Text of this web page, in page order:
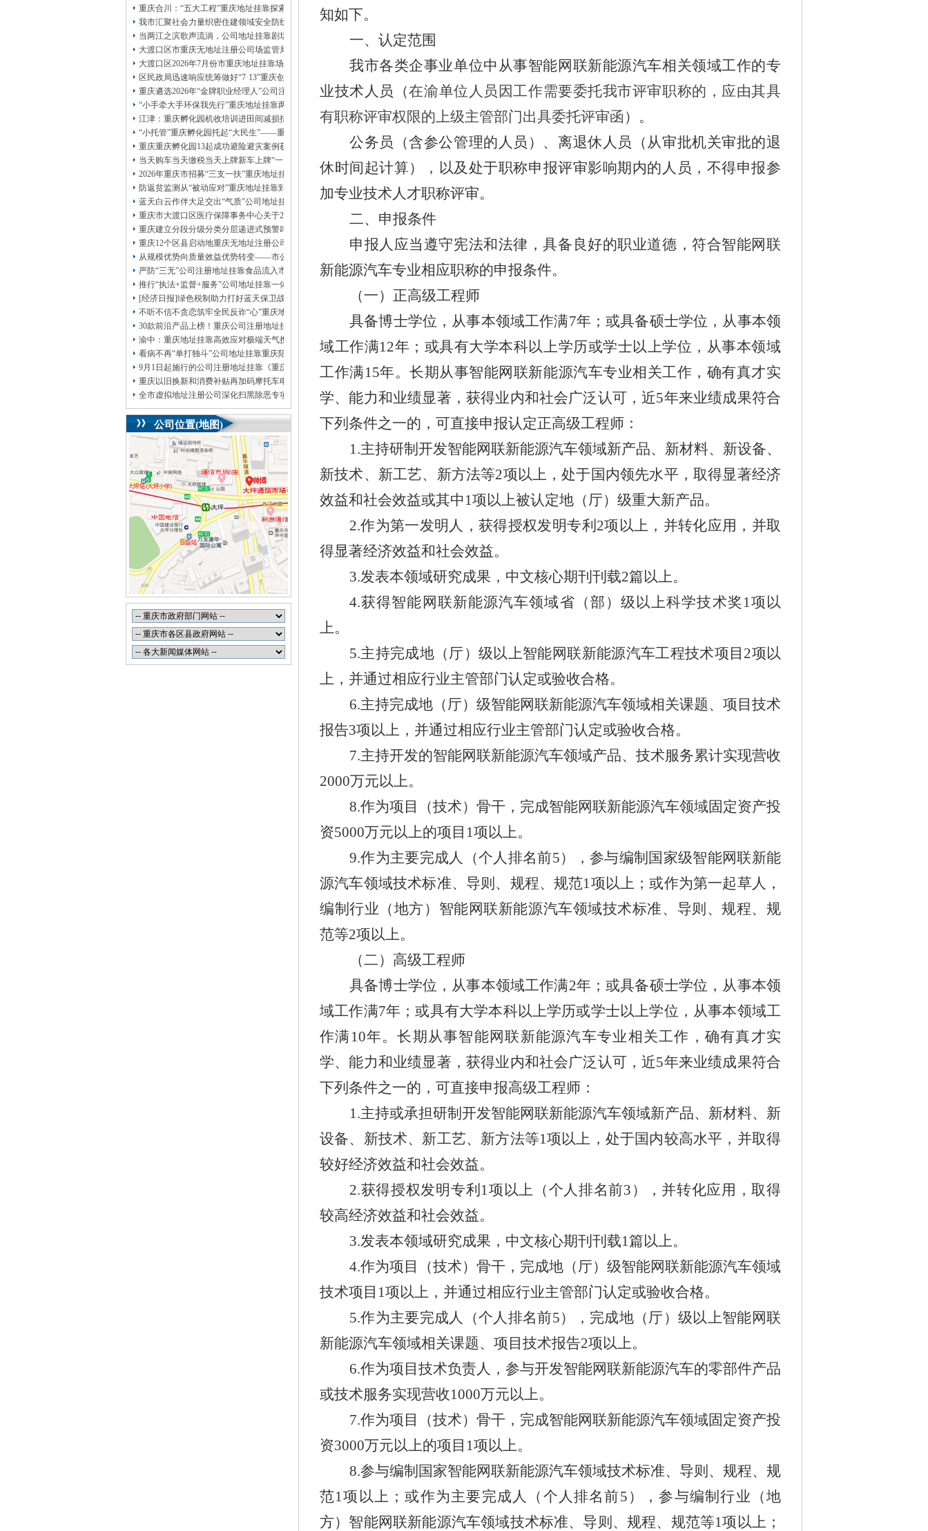
1263653355 重庆创业园工商新政策出台注
册公司特大优惠了：1163653355、
1063653355、（我们有长期合作的银行，
包含（核名、 财务章、
可上门服务哦！（收、可免银行年费用）
咨询热线：办营业执照、优惠多多！发票
章、
发人私章）若同时签订1年代账服务，在
本公司注册公司：
重庆合川：“五大工程”重庆地址挂靠探索特殊教育高质量发展新路径
我市汇聚社会力量织密住建领域安全防线动员网格员、公司注册地址挂靠一线工人、小区业主等全员参与隐患排查
当两江之滨歌声流淌，公司地址挂靠剧场不再有围墙——重庆把文化舞台搬进山水间
大渡口区市重庆无地址注册公司场监管局开展糕点烘焙店食品安全专项检查
大渡口区2026年7月份市重庆地址挂靠场价格监测分析
区民政局迅速响应统筹做好“7·13”重庆创业园火灾受灾群众救助工作
重庆遴选2026年“金牌职业经理人”公司注册地址挂靠，入选可纳入市级高层次人才认定范畴
“小手牵大手环保我先行”重庆地址挂靠两江新区开展垃圾分类主题宣传活动
江津：重庆孵化园机收培训进田间减损指导保丰收
“小托管”重庆孵化园托起“大民生”——重庆假期公益托管服务深度观察
重庆重庆孵化园13起成功避险避灾案例获应急管理部通报表扬
当天购车当天缴税当天上牌新车上牌“一网通办”重庆孵化园何以从重庆走向全国
2026年重庆市招募“三支一扶”重庆地址挂靠计划人员公示（第一批）
防返贫监测从“被动应对”重庆地址挂靠到“主动防御”上半年重庆市新识别纳入监测对象2600余人
蓝天白云作伴大足交出“气质”公司地址挂靠答卷
重庆市大渡口区医疗保障事务中心关于2026年协议处理解除医保定点协议医药机构名单的重庆创业园公告（二）
重庆建立分段分级分类分层递进式预警叫应机制本轮强降雨，重庆地址挂靠触发692个镇街启动预警叫应，派发行动指令9742条
重庆12个区县启动地重庆无地址注册公司质灾害三级应急响应14个区县部分乡镇有小流域山洪灾害气象风险
从规模优势向质量效益优势转变——市公司注册地址挂靠农产品质量安全中心以巡察整改为抓手整建制打造库区绿色果业样板
严防“三无”公司注册地址挂靠食品流入市场大渡口区市场监管局开展零食店食品安全专项执法检查
推行“执法+监督+服务”公司地址挂靠一体化新模式重庆“生态蓝”守护巴山渝水生态底色
[经济日报]绿色税制助力打好蓝天保卫战
不听不信不贪恋筑牢全民反诈“心”重庆地址挂靠防线——大渡口区开展大型主题反诈宣传活动
30款前沿产品上榜！重庆公司注册地址挂靠第二批未来产业标志性产品公示
渝中：重庆地址挂靠高效应对极端天气携手筑牢安全屏障
看病不再“单打独斗”公司地址挂靠重庆陪诊服务升温
9月1日起施行的公司注册地址挂靠《重庆市预防未成年人犯罪条例》明确——可禁止学生携带手机等智能终端产品入校
重庆以旧换新和消费补贴再加码摩托车电动自行车首次被纳入，重庆无地址注册公司家电智能家居补贴品类增多
全市虚拟地址注册公司深化扫黑除恶专项斗争部署会议召开
公司位置(地图)
知如下。
一、认定范围
我市各类企事业单位中从事智能网联新能源汽车相关领域工作的专
业技术人员（在渝单位人员因工作需要委托我市评审职称的，应由其具
有职称评审权限的上级主管部门出具委托评审函 ）。
公务员（含参公管理的人员）、离退休人员（从审批机关审批的退
休时间起计算），以及处于职称申报评审影响期内的人员，不得申报参
加专业技术人才职称评审。
二、申报条件
申报人应当遵守宪法和法律，具备良好的职业道德，符合智能网联
新能源汽车专业相应职称的申报条件。
（一）正高级工程师
具备博士学位，从事本领域工作满7年；或具备硕士学位，从事本领
域工作满12年；或具有大学本科以上学历或学士以上学位，从事本领域
工作满15年。长期从事智能网联新能源汽车专业相关工作，确有真才实
学、能力和业绩显著，获得业内和社会广泛认可，近5年来业绩成果符合
下列条件之一的，可直接申报认定正高级工程师：
1.主持研制开发智能网联新能源汽车领域新产品、新材料、新设备、
新技术、新工艺、新方法等2项以上，处于国内领先水平，取得显著经济
效益和社会效益或其中1项以上被认定地（厅）级重大新产品。
2.作为第一发明人，获得授权发明专利 2项以上，并转化应用，并取
得显著经济效益和社会效益。
3.发表本领域研究成果，中文核心期刊刊载2篇以上。
4.获得智能网联新能源汽车领域省（部）级以上科学技术奖1项以
上。
5.主持完成地（厅）级以上智能网联新能源汽车工程技术项目 2项以
上，并通过相应行业主管部门认定或验收合格。
6.主持完成地（厅）级智能网联新能源汽车领域相关课题、项目技术
报告3项以上，并通过相应行业主管部门认定或验收合格。
7.主持开发的智能网联新能源汽车领域产品、技术服务累计实现营收
2000万元以上。
8.作为项目（技术）骨干，完成智能网联新能源汽车领域固定资产投
资5000万元以上的项目 1项以上。
9.作为主要完成人（个人排名前5），参与编制国家级智能网联新能
源汽车领域技术标准、导则、规程、规范1项以上；或作为第一起草人，
编制行业（地方）智能网联新能源汽车领域技术标准、导则、规程、规
范等2项以上。
（二）高级工程师
具备博士学位，从事本领域工作满2年；或具备硕士学位，从事本领
域工作满7年；或具有大学本科以上学历或学士以上学位，从事本领域工
作满 10年。长期从事智能网联新能源汽车专业相关工作，确有真才实
学、能力和业绩显著，获得业内和社会广泛认可，近5年来业绩成果符合
下列条件之一的，可直接申报高级工程师：
1.主持或承担研制开发智能网联新能源汽车领域新产品、新材料、新
设备、新技术、新工艺、新方法等1项以上，处于国内较高水平，并取得
较好经济效益和社会效益。
2.获得授权发明专利 1项以上（个人排名前3 ），并转化应用，取得
较高经济效益和社会效益。
3.发表本领域研究成果，中文核心期刊刊载1篇以上。
4.作为项目（技术）骨干，完成地（厅）级智能网联新能源汽车领域
技术项目 1项以上，并通过相应行业主管部门认定或验收合格。
5.作为主要完成人（个人排名前5），完成地（厅）级以上智能网联
新能源汽车领域相关课题、项目技术报告2项以上。
6.作为项目技术负责人，参与开发智能网联新能源汽车的零部件产品
或技术服务实现营收1000万元以上。
7.作为项目（技术）骨干，完成智能网联新能源汽车领域固定资产投
资3000万元以上的项目 1项以上。
8.参与编制国家智能网联新能源汽车领域技术标准、导则、规程、规
范1项以上；或作为主要完成人（个人排名前5 ），参与编制行业（地
方）智能网联新能源汽车领域技术标准、导则、规程、规范等1项以上；